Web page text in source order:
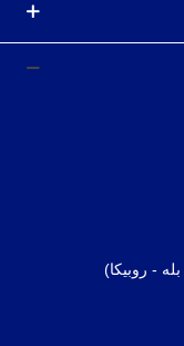
- روبیکا)